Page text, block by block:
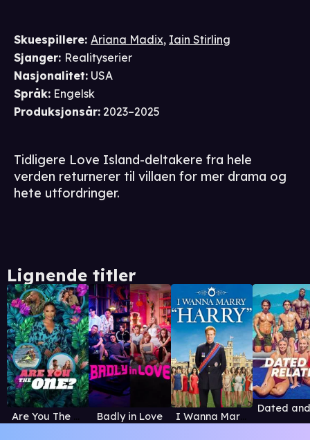
Skuespillere: Ariana Madix, Iain Stirling
Sjanger: Realityserier
Nasjonalitet: USA
Språk: Engelsk
Produksjonsår: 2023–2025
Tidligere Love Island-deltakere fra hele
verden returnerer til villaen for mer drama og
hete utfordringer.
Lignende titler
Are You The One? Badly in Love I Wanna Marry "Harry"